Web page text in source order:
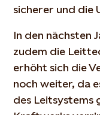
sicherer und die
In den nächsten
zudem die
erhöht sich die
noch weiter, da
des Leitsystems